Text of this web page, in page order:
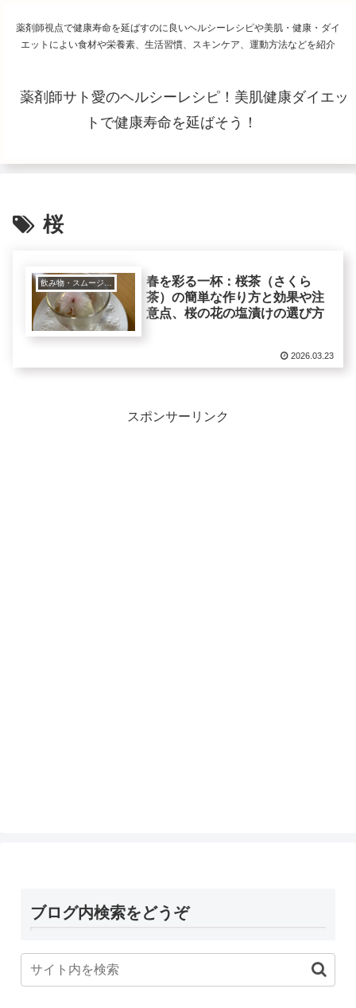
薬剤師視点で健康寿命を延ばすのに良いヘルシーレシピや美肌・健康・ダイ
エットによい食材や栄養素、生活習慣、スキンケア、運動方法などを紹介
薬剤師サト愛のヘルシーレシピ！美肌健康ダイエッ
トで健康寿命を延ばそう！
桜
春を彩る一杯：桜茶（さくら
茶）の簡単な作り方と効果や注
意点、桜の花の塩漬けの選び方
2026.03.23
スポンサーリンク
ブログ内検索をどうぞ